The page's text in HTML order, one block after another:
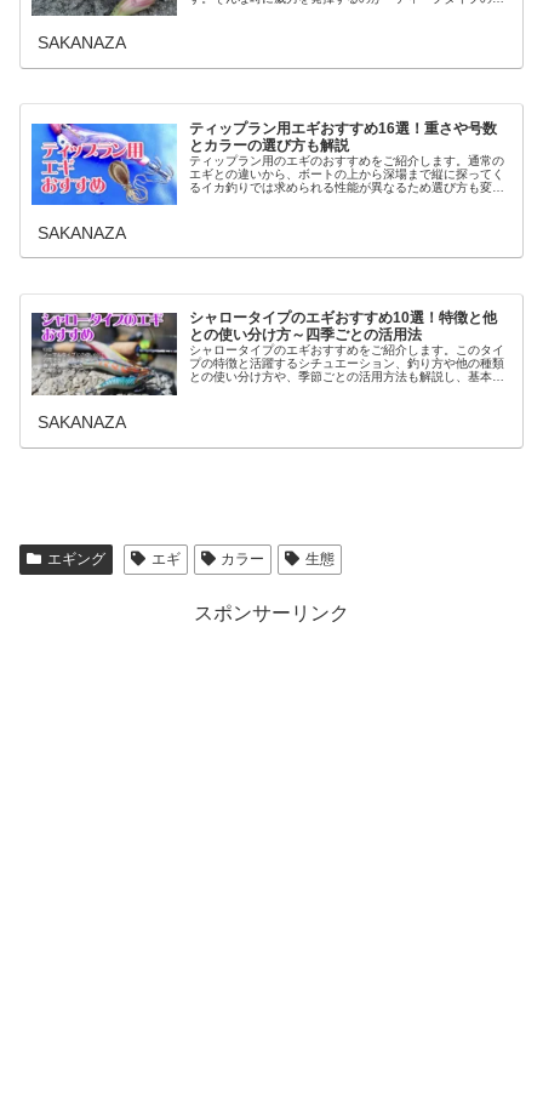
SAKANAZA
ティップラン用エギおすすめ16選！重さや号数
とカラーの選び方も解説
ティップラン用のエギのおすすめをご紹介します。通常の
エギとの違いから、ボートの上から深場まで縦に探ってく
るイカ釣りでは求められる性能が異なるため選び方も変わ
SAKANAZA
シャロータイプのエギおすすめ10選！特徴と他
との使い分け方～四季ごとの活用法
シャロータイプのエギおすすめをご紹介します。このタイ
プの特徴と活躍するシチュエーション、釣り方や他の種類
との使い分け方や、季節ごとの活用方法も解説し、基本的
SAKANAZA
エギング エギ カラー 生態
スポンサーリンク